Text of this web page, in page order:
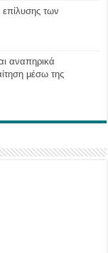
επίλυσης των
αναπηρικά
μέσω της